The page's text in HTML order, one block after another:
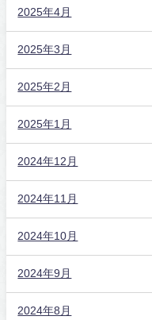
2025年4月
2025年3月
2025年2月
2025年1月
2024年12月
2024年11月
2024年10月
2024年9月
2024年8月